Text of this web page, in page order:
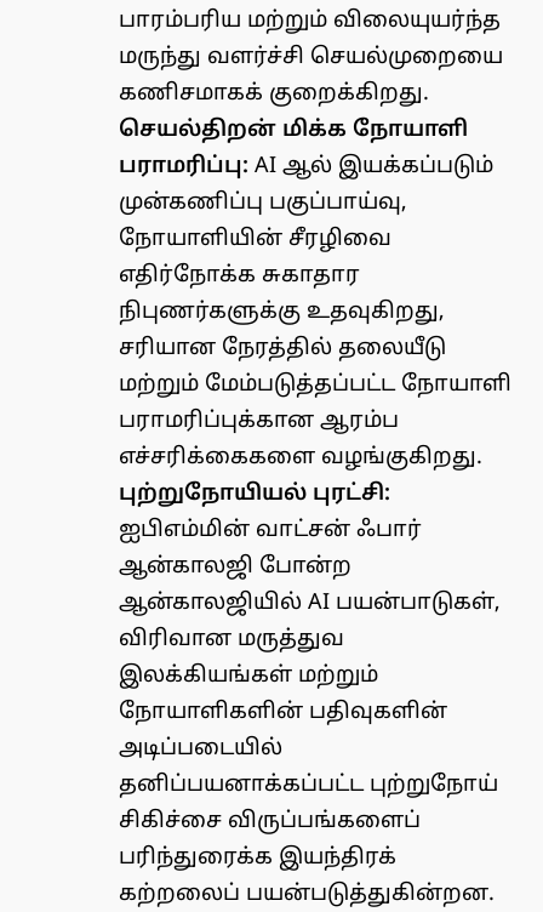
பாரம்பரிய மற்றும் விலையுயர்ந்த
மருந்து வளர்ச்சி செயல்முறையை
கணிசமாகக் குறைக்கிறது.
செயல்திறன் மிக்க நோயாளி
பராமரிப்பு: AI ஆல் இயக்கப்படும்
முன்கணிப்பு பகுப்பாய்வு,
நோயாளியின் சீரழிவை
எதிர்நோக்க சுகாதார
நிபுணர்களுக்கு உதவுகிறது,
சரியான நேரத்தில் தலையீடு
மற்றும் மேம்படுத்தப்பட்ட நோயாளி
பராமரிப்புக்கான ஆரம்ப
எச்சரிக்கைகளை வழங்குகிறது.
புற்றுநோயியல் புரட்சி:
ஐபிஎம்மின் வாட்சன் ஃபார்
ஆன்காலஜி போன்ற
ஆன்காலஜியில் AI பயன்பாடுகள்,
விரிவான மருத்துவ
இலக்கியங்கள் மற்றும்
நோயாளிகளின் பதிவுகளின்
அடிப்படையில்
தனிப்பயனாக்கப்பட்ட புற்றுநோய்
சிகிச்சை விருப்பங்களைப்
பரிந்துரைக்க இயந்திரக்
கற்றலைப் பயன்படுத்துகின்றன.